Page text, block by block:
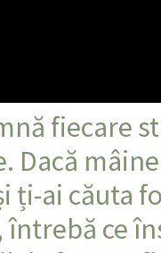
fiecare
Dacă
ți-ai căuta
întrebă ce